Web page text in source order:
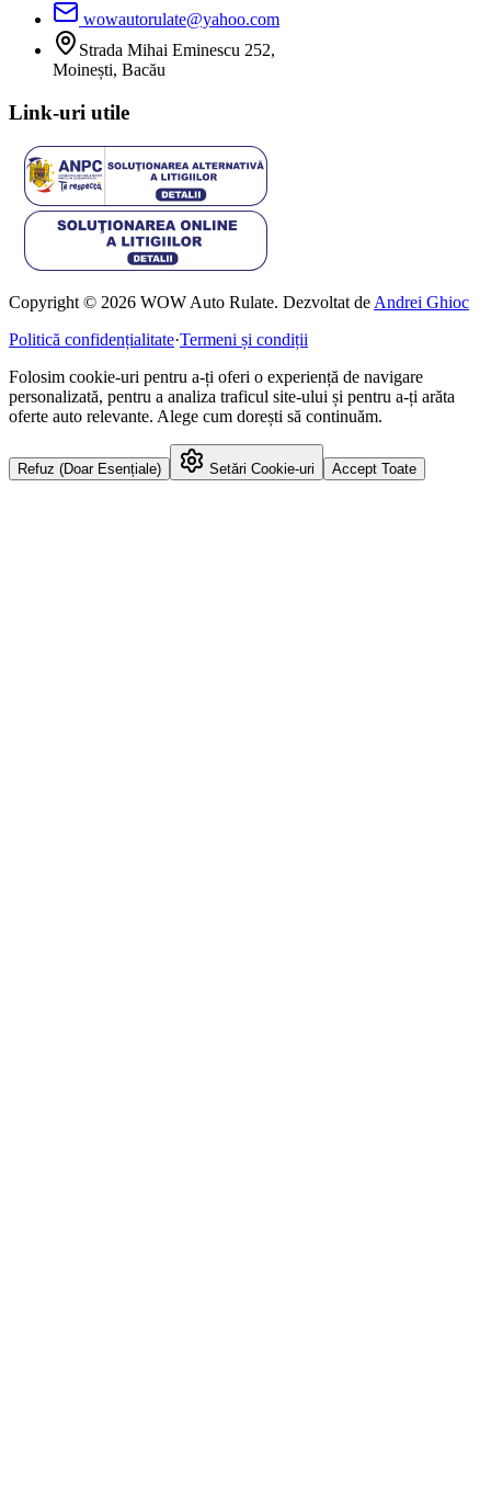
wowautorulate@yahoo.com
Strada Mihai Eminescu 252,
Moinești, Bacău
Link-uri utile
Copyright © 2026 WOW Auto Rulate. Dezvoltat de Andrei Ghioc
Politică confidențialitate·Termeni și condiții
Folosim cookie-uri pentru a-ți oferi o experiență de navigare
personalizată, pentru a analiza traficul site-ului și pentru a-ți arăta
oferte auto relevante. Alege cum dorești să continuăm.
Refuz (Doar Esențiale) Setări Cookie-uri Accept Toate